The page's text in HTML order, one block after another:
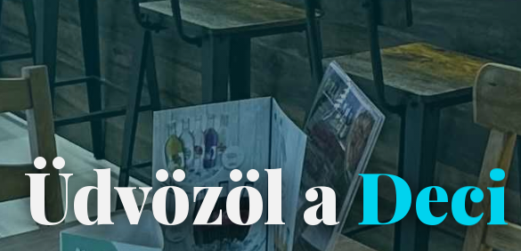
Üdvözöl a